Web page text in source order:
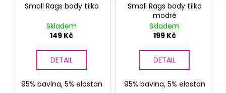
Small Rags body tílko
Skladem
149 Kč
DETAIL
95% bavlna, 5% elastan
Small Rags body tílko
modré
Skladem
199 Kč
DETAIL
95% bavlna, 5% elastan